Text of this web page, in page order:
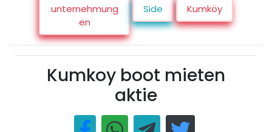
unternehmung
en
Side Kumköy
Kumkoy boot mieten
aktie